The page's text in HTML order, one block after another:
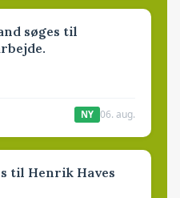
søges til
NY 06. aug.
til Henrik Haves